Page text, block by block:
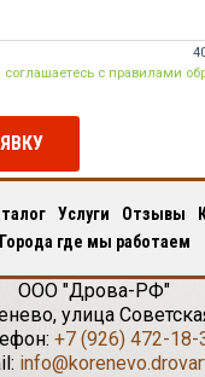
с правилами
Услуги Отзывы
Города где мы работаем
ООО "Дрова-РФ"
, улица
+7 (926) 472-18-